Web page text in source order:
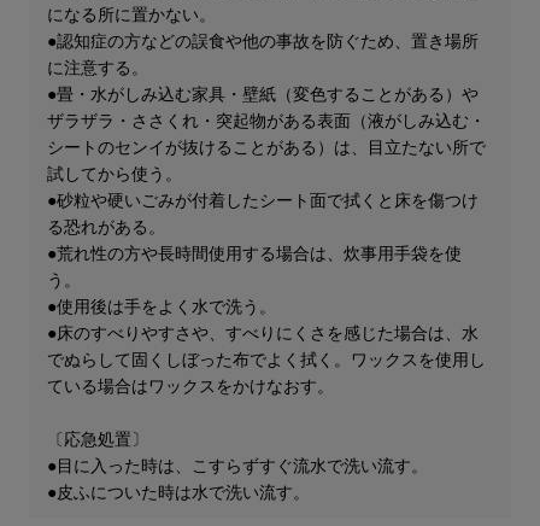
になる所に置かない。
●認知症の方などの誤食や他の事故を防ぐため、置き場所
に注意する。
●畳・水がしみ込む家具・壁紙（変色することがある）や
ザラザラ・ささくれ・突起物がある表面（液がしみ込む・
シートのセンイが抜けることがある）は、目立たない所で
試してから使う。
●砂粒や硬いごみが付着したシート面で拭くと床を傷つけ
る恐れがある。
●荒れ性の方や長時間使用する場合は、炊事用手袋を使
う。
●使用後は手をよく水で洗う。
●床のすべりやすさや、すべりにくさを感じた場合は、水
でぬらして固くしぼった布でよく拭く。ワックスを使用し
ている場合はワックスをかけなおす。
〔応急処置〕
●目に入った時は、こすらずすぐ流水で洗い流す。
●皮ふについた時は水で洗い流す。